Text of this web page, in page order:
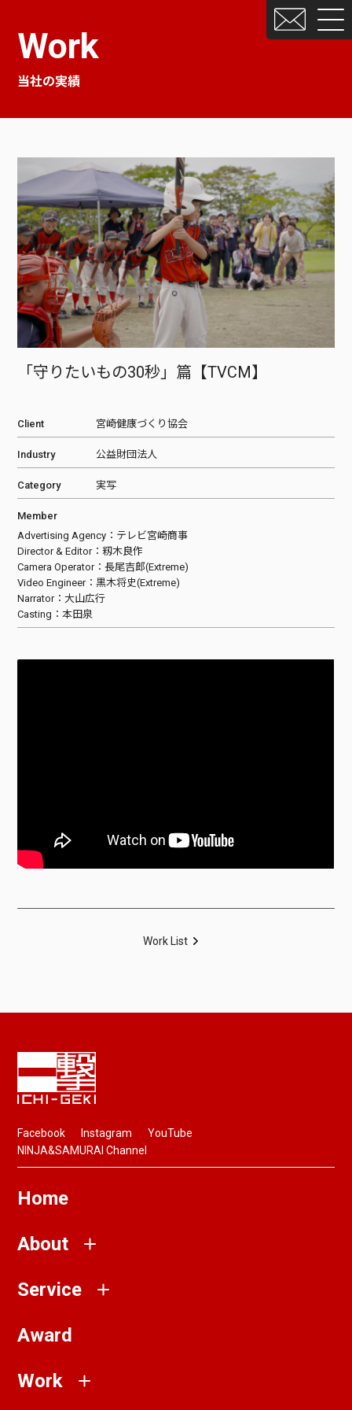
Work
当社の実績
「守りたいもの30秒」篇【TVCM】
Client 宮崎健康づくり協会
Industry 公益財団法人
Category 実写
Member
Advertising Agency：テレビ宮崎商事
Director & Editor：籾木良作
Camera Operator：長尾吉郎(Extreme)
Video Engineer：黒木将史(Extreme)
Narrator：大山広行
Casting：本田泉
Work List
Facebook Instagram
YouTube
NINJA&SAMURAI Channel
Home
About
Service
Award
Work